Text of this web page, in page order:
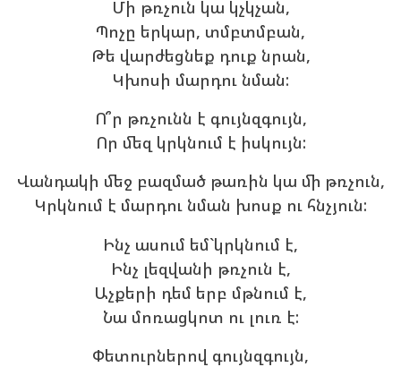
Մի թռչուն կա կչկչան,
Պոչը երկար, տմբտմբան,
Թե վարժեցնեք դուք նրան,
Կխոսի մարդու նման:
Ո՞ր թռչունն է գույնզգույն,
Որ մեզ կրկնում է իսկույն:
Վանդակի մեջ բազմած թառին կա մի թռչուն,
Կրկնում է մարդու նման խոսք ու հնչյուն:
Ինչ ասում եմ`կրկնում է,
Ինչ լեզվանի թռչուն է,
Աչքերի դեմ երբ մթնում է,
Նա մոռացկոտ ու լուռ է:
Փետուրներով գույնզգույն,